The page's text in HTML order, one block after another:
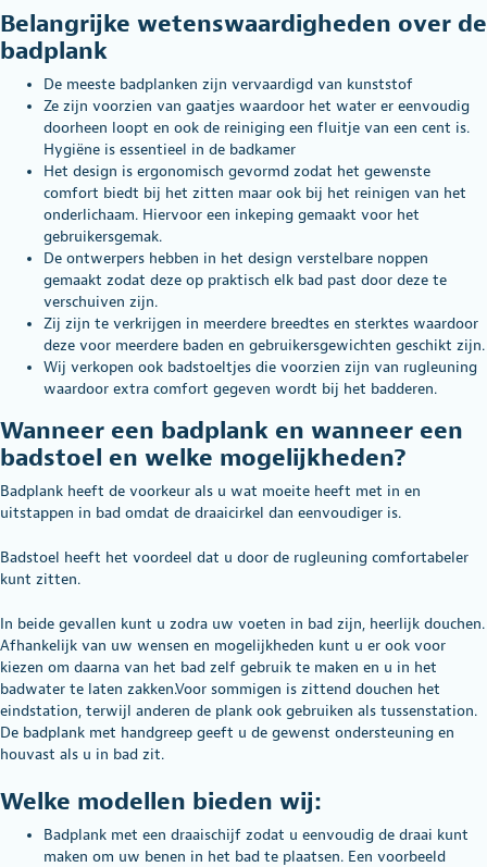
Belangrijke wetenswaardigheden over de
badplank
De meeste badplanken zijn vervaardigd van kunststof
Ze zijn voorzien van gaatjes waardoor het water er eenvoudig
doorheen loopt en ook de reiniging een fluitje van een cent is.
Hygiëne is essentieel in de badkamer
Het design is ergonomisch gevormd zodat het gewenste
comfort biedt bij het zitten maar ook bij het reinigen van het
onderlichaam. Hiervoor een inkeping gemaakt voor het
gebruikersgemak.
De ontwerpers hebben in het design verstelbare noppen
gemaakt zodat deze op praktisch elk bad past door deze te
verschuiven zijn.
Zij zijn te verkrijgen in meerdere breedtes en sterktes waardoor
deze voor meerdere baden en gebruikersgewichten geschikt zijn.
Wij verkopen ook badstoeltjes die voorzien zijn van rugleuning
waardoor extra comfort gegeven wordt bij het badderen.
Wanneer een badplank en wanneer een
badstoel en welke mogelijkheden?
Badplank heeft de voorkeur als u wat moeite heeft met in en
uitstappen in bad omdat de draaicirkel dan eenvoudiger is.
Badstoel heeft het voordeel dat u door de rugleuning comfortabeler
kunt zitten.
In beide gevallen kunt u zodra uw voeten in bad zijn, heerlijk douchen.
Afhankelijk van uw wensen en mogelijkheden kunt u er ook voor
kiezen om daarna van het bad zelf gebruik te maken en u in het
badwater te laten zakken.Voor sommigen is zittend douchen het
eindstation, terwijl anderen de plank ook gebruiken als tussenstation.
De badplank met handgreep geeft u de gewenst ondersteuning en
houvast als u in bad zit.
Welke modellen bieden wij:
Badplank met een draaischijf zodat u eenvoudig de draai kunt
maken om uw benen in het bad te plaatsen. Een voorbeeld